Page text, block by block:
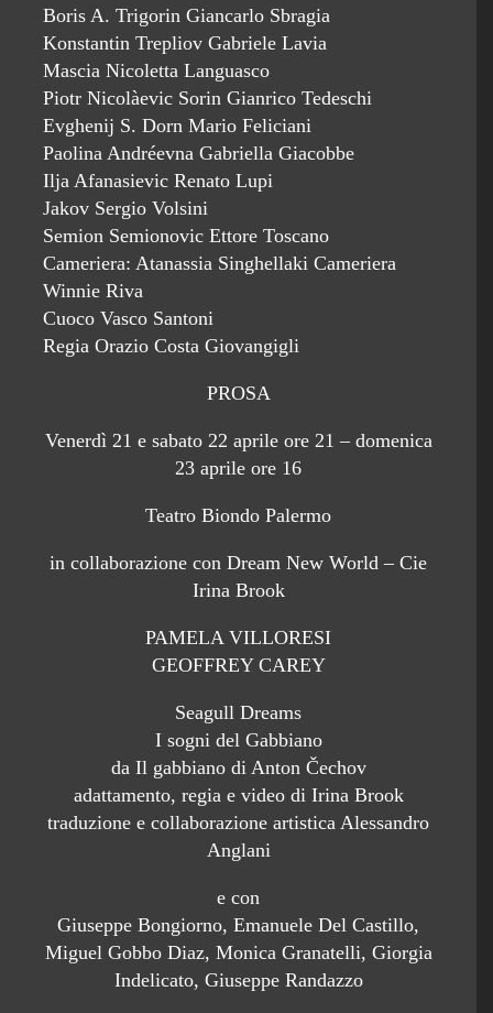
Boris A. Trigorin Giancarlo Sbragia
Konstantin Trepliov Gabriele Lavia
Mascia Nicoletta Languasco
Piotr Nicolàevic Sorin Gianrico Tedeschi
Evghenij S. Dorn Mario Feliciani
Paolina Andréevna Gabriella Giacobbe
Ilja Afanasievic Renato Lupi
Jakov Sergio Volsini
Semion Semionovic Ettore Toscano
Cameriera: Atanassia Singhellaki Cameriera
Winnie Riva
Cuoco Vasco Santoni
Regia Orazio Costa Giovangigli
PROSA
Venerdì 21 e sabato 22 aprile ore 21 – domenica
23 aprile ore 16
Teatro Biondo Palermo
in collaborazione con Dream New World – Cie
Irina Brook
PAMELA VILLORESI
GEOFFREY CAREY
Seagull Dreams
I sogni del Gabbiano
da Il gabbiano di Anton Čechov
adattamento, regia e video di Irina Brook
traduzione e collaborazione artistica Alessandro
Anglani
e con
Giuseppe Bongiorno, Emanuele Del Castillo,
Miguel Gobbo Diaz, Monica Granatelli, Giorgia
Indelicato, Giuseppe Randazzo